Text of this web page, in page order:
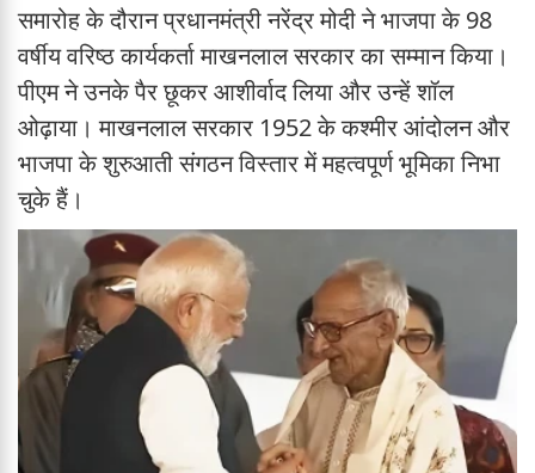
समारोह के दौरान प्रधानमंत्री नरेंद्र मोदी ने भाजपा के 98
वर्षीय वरिष्ठ कार्यकर्ता माखनलाल सरकार का सम्मान किया।
पीएम ने उनके पैर छूकर आशीर्वाद लिया और उन्हें शॉल
ओढ़ाया। माखनलाल सरकार 1952 के कश्मीर आंदोलन और
भाजपा के शुरुआती संगठन विस्तार में महत्वपूर्ण भूमिका निभा
चुके हैं।